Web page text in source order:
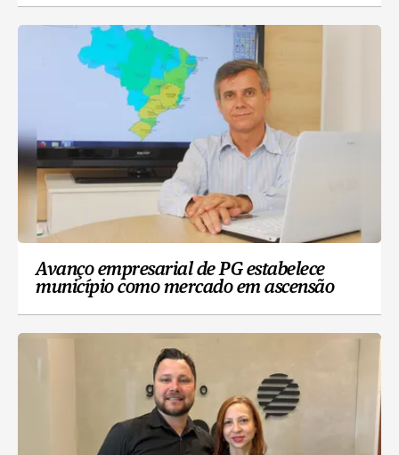
Avanço empresarial de PG estabelece
município como mercado em ascensão